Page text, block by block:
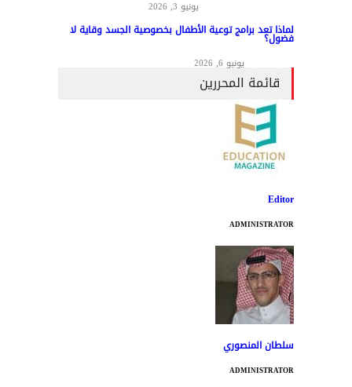
يونيو 3, 2026
لماذا تعد برامج توعية الأطفال بخصوصية الجسد وقاية لا
فضول؟
يونيو 6, 2026
قائمة المحررين
Editor
ADMINISTRATOR
سلطان المنصوري
ADMINISTRATOR